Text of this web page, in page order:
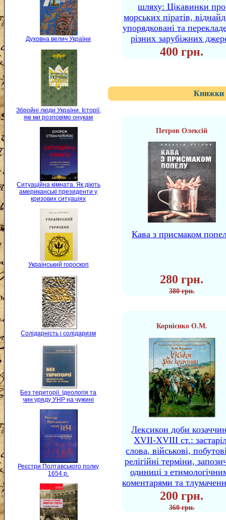
Духовна велич України
Збройні люди України. Історії,
які ми розповімо онукам
Ситуаційна кімната. Як діють
американські президенти у
кризових ситуаціях
Український гороскоп
Солідарність і солідаризм
Без території. Ідеологія та
чин уряду УНР на чужині
Реєстри Полтавського полку
1654 р.
шляху: Цікавинки про
морських піратів,
упорядковані та
різних зарубіжних
400 грн.
Книжки
Петров Олексій
Кава з присмаком
280 грн.
380 грн.
Корнієнко О.М.
Лексикон доби
XVII-XVIII ст.:
слова, військові,
релігійні терміни,
одиниці з
коментарями та
200 грн.
360 грн.